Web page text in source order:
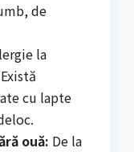
de
la
cu lapte
ouă: De la